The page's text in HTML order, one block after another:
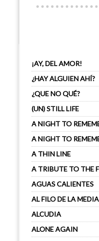
¡AY, DEL AMOR!
¿HAY ALGUIEN AHÍ?
¿QUE NO QUÉ?
(UN) STILL LIFE
A NIGHT TO
A NIGHT TO
A THIN LINE
A TRIBUTE TO THE
AGUAS CALIENTES
AL FILO DE LA
ALCUDIA
ALONE AGAIN